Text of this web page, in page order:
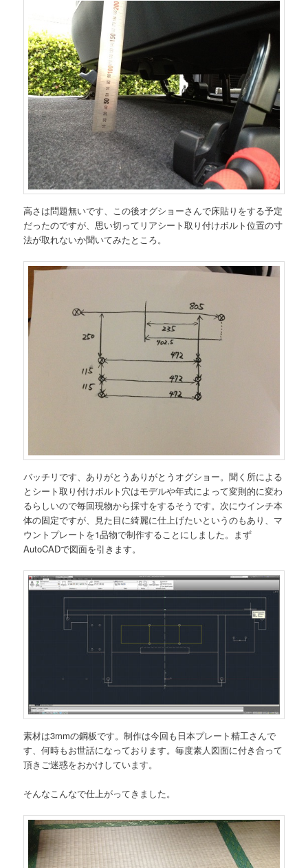
高さは問題無いです、この後オグショーさんで床貼りをする予定
だったのですが、思い切ってリアシート取り付けボルト位置の寸
法が取れないか聞いてみたところ。
バッチリです、ありがとうありがとうオグショー。聞く所による
とシート取り付けボルト穴はモデルや年式によって変則的に変わ
るらしいので毎回現物から採寸をするそうです。次にウインチ本
体の固定ですが、見た目に綺麗に仕上げたいというのもあり、マ
ウントプレートを1品物で制作することにしました。まず
AutoCADで図面を引きます。
素材は3mmの鋼板です。制作は今回も日本プレート精工さんで
す、何時もお世話になっております。毎度素人図面に付き合って
頂きご迷惑をおかけしています。
そんなこんなで仕上がってきました。